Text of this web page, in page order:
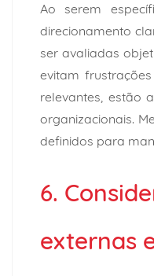
Ao serem
direcionamento
ser avaliadas
evitam
relevantes, estão
organizacionais.
definidos para
6.
externas